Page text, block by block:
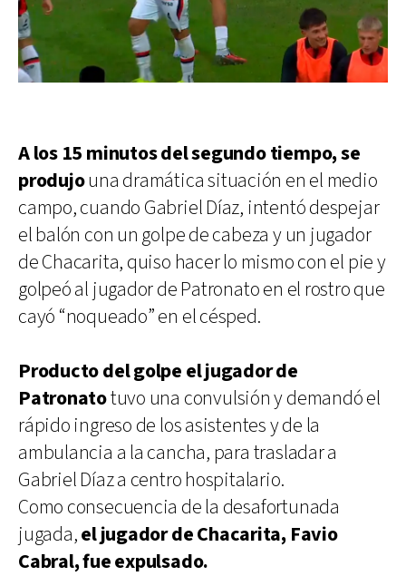
A los 15 minutos del segundo tiempo, se
produjouna dramática situación en el medio
campo, cuando Gabriel Díaz, intentó despejar
el balón con un golpe de cabeza y un jugador
de Chacarita, quiso hacer lo mismo con el pie y
golpeó al jugador de Patronato en el rostro que
cayó “noqueado” en el césped.
Producto del golpe el jugador de
Patronatotuvo una convulsión y demandó el
rápido ingreso de los asistentes y de la
ambulancia a la cancha, para trasladar a
Gabriel Díaz a centro hospitalario.
Como consecuencia de la desafortunada
jugada,el jugador de Chacarita, Favio
Cabral, fue expulsado.